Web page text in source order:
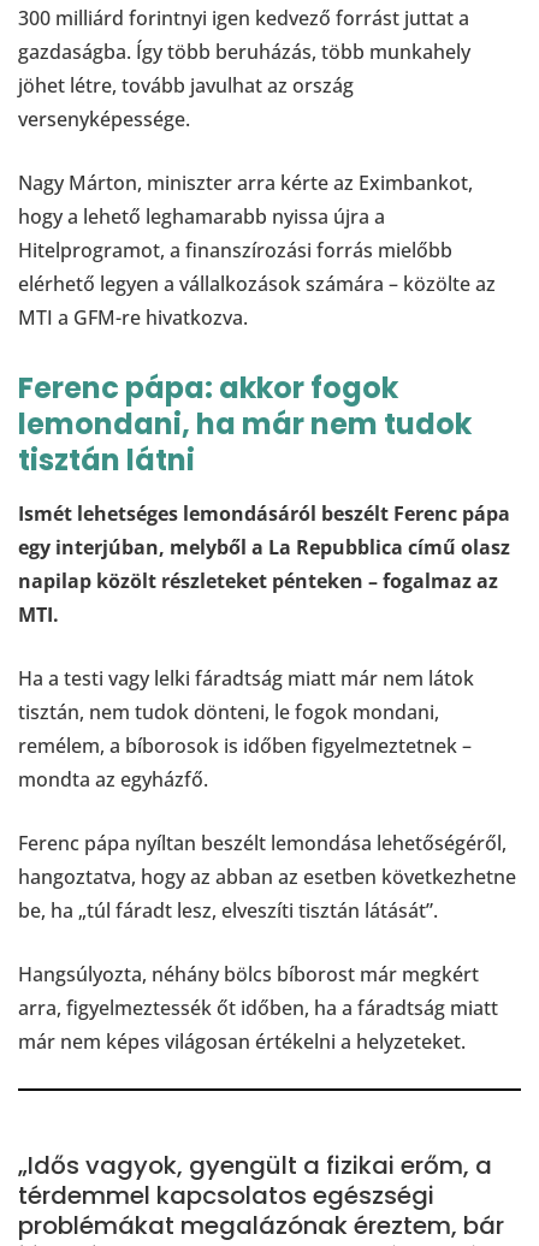
300 milliárd forintnyi igen kedvező forrást juttat a
gazdaságba. Így több beruházás, több munkahely
jöhet létre, tovább javulhat az ország
versenyképessége.
Nagy Márton, miniszter arra kérte az Eximbankot,
hogy a lehető leghamarabb nyissa újra a
Hitelprogramot, a finanszírozási forrás mielőbb
elérhető legyen a vállalkozások számára – közölte az
MTI a GFM-re hivatkozva.
Ferenc pápa: akkor fogok
lemondani, ha már nem tudok
tisztán látni
Ismét lehetséges lemondásáról beszélt Ferenc pápa
egy interjúban, melyből a La Repubblica című olasz
napilap közölt részleteket pénteken – fogalmaz az
MTI.
Ha a testi vagy lelki fáradtság miatt már nem látok
tisztán, nem tudok dönteni, le fogok mondani,
remélem, a bíborosok is időben figyelmeztetnek –
mondta az egyházfő.
Ferenc pápa nyíltan beszélt lemondása lehetőségéről,
hangoztatva, hogy az abban az esetben következhetne
be, ha „túl fáradt lesz, elveszíti tisztán látását”.
Hangsúlyozta, néhány bölcs bíborost már megkért
arra, figyelmeztessék őt időben, ha a fáradtság miatt
már nem képes világosan értékelni a helyzeteket.
„Idős vagyok, gyengült a fizikai erőm, a
térdemmel kapcsolatos egészségi
problémákat megalázónak éreztem, bár